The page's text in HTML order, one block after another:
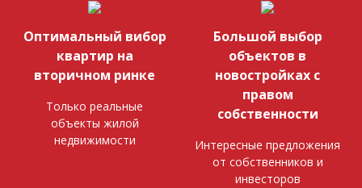
Оптимальный вибор
квартир на
вторичном ринке
Только реальные
объекты жилой
недвижимости
Большой выбор
объектов в
новостройках с
правом
собственности
Интересные предложения
от собственников и
инвесторов